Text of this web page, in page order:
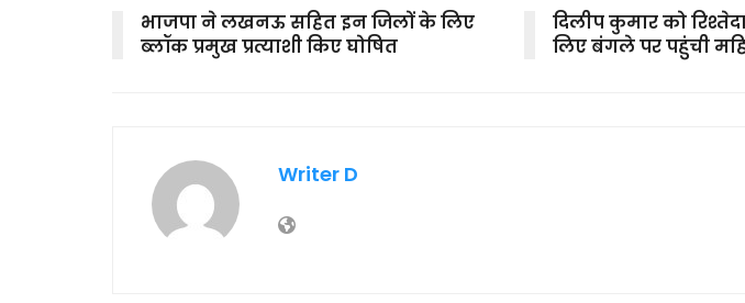
भाजपा ने लखनऊ सहित इन जिलों के लिए
ब्लॉक प्रमुख प्रत्याशी किए घोषित
दिलीप कुमार को
लिए बंगले पर पहुंची
Writer D